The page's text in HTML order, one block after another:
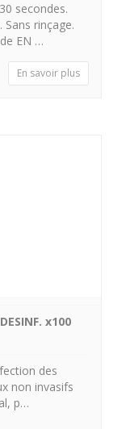
secondes.
rinçage.
EN …
En savoir plus
x100
des
non invasifs
p…